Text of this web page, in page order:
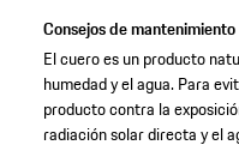
Consejos de mantenimiento
El cuero es un producto
humedad y el agua. Para
producto contra la
radiación solar directa y el